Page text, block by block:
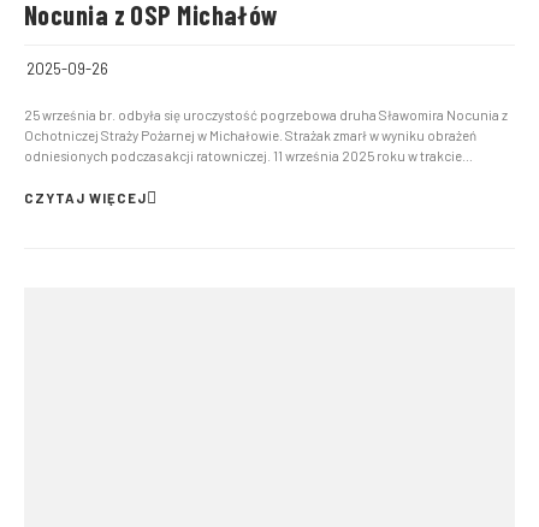
Nocunia z OSP Michałów
2025-09-26
25 września br. odbyła się uroczystość pogrzebowa druha Sławomira Nocunia z
Ochotniczej Straży Pożarnej w Michałowie. Strażak zmarł w wyniku obrażeń
odniesionych podczas akcji ratowniczej. 11 września 2025 roku w trakcie
gdzie zmarł po ośmiu dniach. Pogrzeb odbył si...
CZYTAJ WIĘCEJ